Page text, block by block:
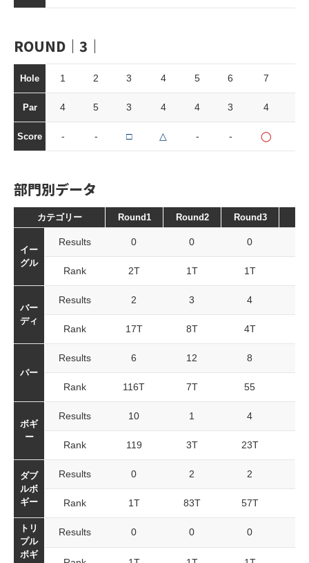
ROUND｜3｜
Hole 1 2 3 4 5 6 7
Par 4 5 3 4 4 3 4
Score - - □ △ - - ◯
部門別データ
カテゴリー Round1 Round2 Round3
イー
グル
Results 0 0 0
Rank 2T 1T 1T
バー
ディ
Results 2 3 4
Rank 17T 8T 4T
パー
Results 6 12 8
Rank 116T 7T 55
ボギ
ー
Results 10 1 4
Rank 119 3T 23T
ダブ
ルボ
ギー
Results 0 2 2
Rank 1T 83T 57T
トリ
プル
ボギ
Results 0 0 0